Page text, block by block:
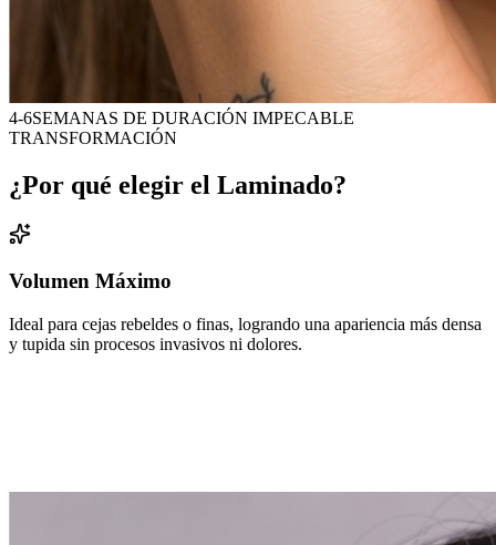
4-6SEMANAS DE DURACIÓN IMPECABLE
TRANSFORMACIÓN
¿Por qué elegir el Laminado?
Volumen Máximo
Ideal para cejas rebeldes o finas, logrando una apariencia más densa
y tupida sin procesos invasivos ni dolores.